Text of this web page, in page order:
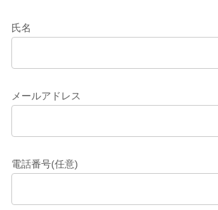
氏名
メールアドレス
電話番号(任意)